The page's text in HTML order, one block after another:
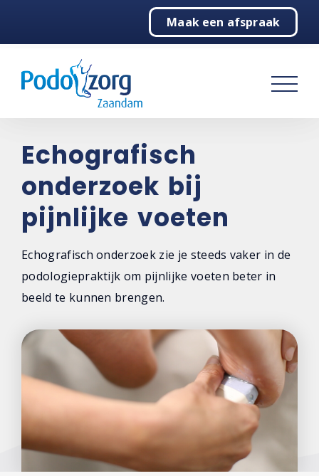
Maak een afspraak
Pijnlijke voeten
Behandelingen
Over ons
Contact
Echografisch
onderzoek bij
pijnlijke voeten
Echografisch onderzoek zie je steeds vaker in de
podologiepraktijk om pijnlijke voeten beter in
beeld te kunnen brengen.